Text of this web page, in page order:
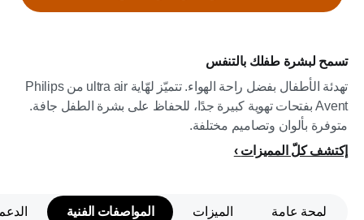
تسمح لبشرة طفلك بالتنفس
تهدئة الأطفال بفضل راحة الهواء. تتميّز لهّاية ultra air من Philips
Avent بفتحات تهوية كبيرة جدًا، للحفاظ على بشرة الطفل جافة.
متوفرة بألوان وتصاميم مختلفة.
إكتشف كلّ المميزات
لمحة عامة الميزات المواصفات الفنية